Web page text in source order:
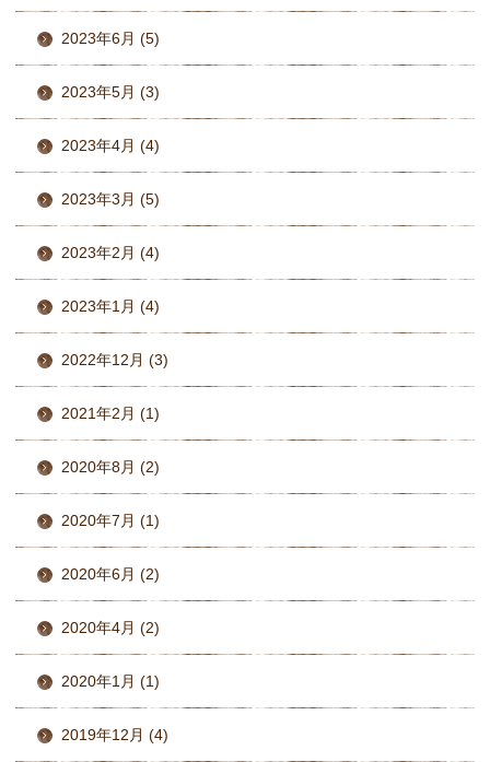
2023年6月 (5)
2023年5月 (3)
2023年4月 (4)
2023年3月 (5)
2023年2月 (4)
2023年1月 (4)
2022年12月 (3)
2021年2月 (1)
2020年8月 (2)
2020年7月 (1)
2020年6月 (2)
2020年4月 (2)
2020年1月 (1)
2019年12月 (4)